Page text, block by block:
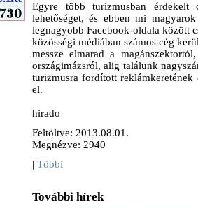
Egyre több turizmusban
lehetőséget, és ebben mi
legnagyobb Facebook-oldala között
közösségi médiában számos cég
messze elmarad a
országimázsról, alig találunk
turizmusra fordított
el.
hirado
Feltöltve: 2013.08.01.
Megnézve: 2940
| Többi
További hírek